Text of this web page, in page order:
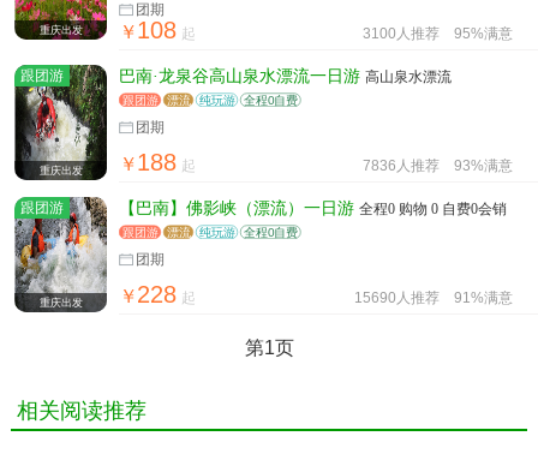
重庆出发
团期
￥108 起 3100人推荐 95%满意
跟团游
重庆出发
巴南·龙泉谷高山泉水漂流一日游 高山泉水漂流
跟团游 漂流 纯玩游 全程0自费
团期
￥188 起 7836人推荐 93%满意
跟团游
重庆出发
【巴南】佛影峡（漂流）一日游 全程0 购物 0 自费0会销
跟团游 漂流 纯玩游 全程0自费
团期
￥228 起 15690人推荐 91%满意
第1页
相关阅读推荐